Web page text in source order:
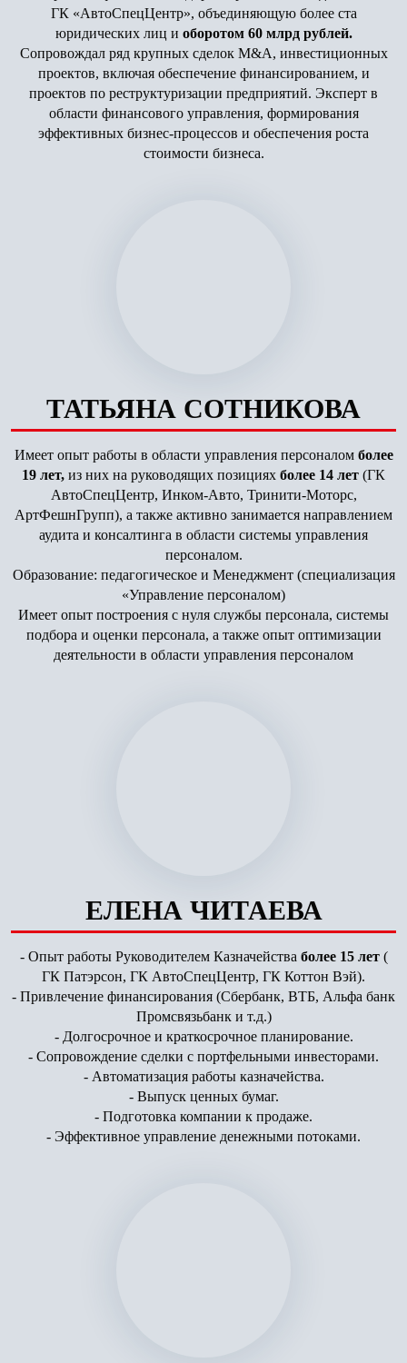
ГК «АвтоСпецЦентр», объединяющую более ста
юридических лиц и оборотом 60 млрд рублей.
Сопровождал ряд крупных сделок M&A, инвестиционных
проектов, включая обеспечение финансированием, и
проектов по реструктуризации предприятий. Эксперт в
области финансового управления, формирования
эффективных бизнес-процессов и обеспечения роста
стоимости бизнеса.
ТАТЬЯНА СОТНИКОВА
Имеет опыт работы в области управления персоналом более
19 лет, из них на руководящих позициях более 14 лет (ГК
АвтоСпецЦентр, Инком-Авто, Тринити-Моторс,
АртФешнГрупп), а также активно занимается направлением
аудита и консалтинга в области системы управления
персоналом.
Образование: педагогическое и Менеджмент (специализация
«Управление персоналом)
Имеет опыт построения с нуля службы персонала, системы
подбора и оценки персонала, а также опыт оптимизации
деятельности в области управления персоналом
ЕЛЕНА ЧИТАЕВА
- Опыт работы Руководителем Казначейства более 15 лет(
ГК Патэрсон, ГК АвтоСпецЦентр, ГК Коттон Вэй).
- Привлечение финансирования (Сбербанк, ВТБ, Альфа банк
Промсвязьбанк и т.д.)
- Долгосрочное и краткосрочное планирование.
- Сопровождение сделки с портфельными инвесторами.
- Автоматизация работы казначейства.
- Выпуск ценных бумаг.
- Подготовка компании к продаже.
- Эффективное управление денежными потоками.